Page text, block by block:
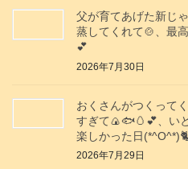
父が育てあげた新じ
蒸してくれて🍲、最
💕
2026年7月30日
おくさんがつくって
すぎて🍙🐟️🥚💕、い
楽しかった日
2026年7月29日